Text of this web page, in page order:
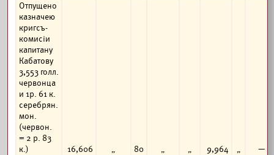
Отпущено
казначею
кригсъ-
комисіи
капитану
Кабатову
3,553 голл.
червонца
и 1р. 61 к.
серебрян.
мон.
(червон.
= 2 р. 83
к.)
16,606 „ 80 „ „ 9,964 „ —